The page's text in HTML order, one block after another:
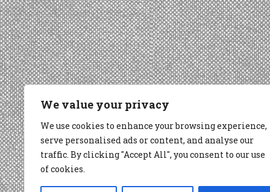
We value your privacy
We use cookies to enhance your browsing experience,
serve personalised ads or content, and analyse our
traffic. By clicking "Accept All", you consent to our use
of cookies.